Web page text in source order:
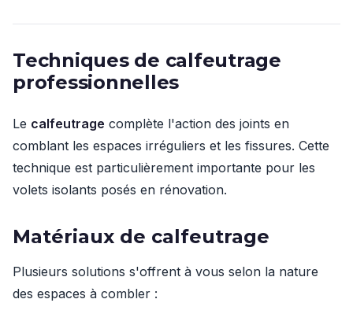
Techniques de calfeutrage
professionnelles
Le calfeutrage complète l'action des joints en
comblant les espaces irréguliers et les fissures. Cette
technique est particulièrement importante pour les
volets isolants posés en rénovation.
Matériaux de calfeutrage
Plusieurs solutions s'offrent à vous selon la nature
des espaces à combler :